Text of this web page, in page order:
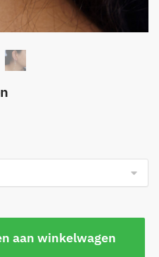
aan winkelwagen